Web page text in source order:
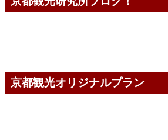
京都観光オリジナルプラン